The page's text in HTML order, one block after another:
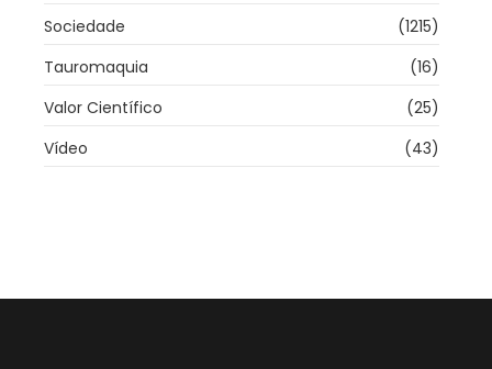
Sociedade
(1215)
Tauromaquia
(16)
Valor Científico
(25)
Vídeo
(43)